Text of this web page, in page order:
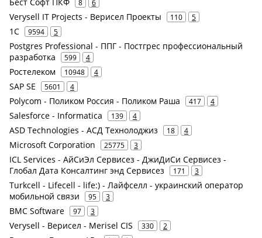
8 6
Verysell IT Projects - Верисел Проекты 110 5
1С 9594 5
Postgres Professional - ППГ - Постгрес профессиональный
разработка
599 4
Ростелеком 10948 4
SAP SE 5601 4
Polycom - Поликом Россия - Поликом Раша 417 4
Salesforce - Informatica 139 4
ASD Technologies - АСД Технолоджиз 18 4
Microsoft Corporation 25775 3
ICL Services - АйСиЭл Сервисез - ДжиДиСи Сервисез -
Глобал Дата Консалтинг энд Сервисез
171 3
Turkcell - Lifecell - life:) - Лайфселл - украинский оператор
мобильной связи
95 3
BMC Software 97 3
Verysell - Верисел - Merisel CIS 330 2